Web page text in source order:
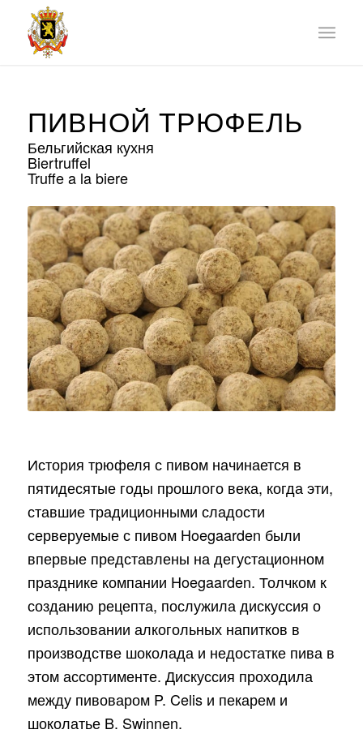
ПИВНОЙ ТРЮФЕЛЬ
Бельгийская кухня
Biertruffel
Truffe a la biere
История трюфеля с пивом начинается в
пятидесятые годы прошлого века, когда эти,
ставшие традиционными сладости
серверуемые с пивом Hoegaarden были
впервые представлены на дегустационном
празднике компании Hoegaarden. Толчком к
созданию рецепта, послужила дискуссия о
использовании алкогольных напитков в
производстве шоколада и недостатке пива в
этом ассортименте. Дискуссия проходила
между пивоваром P. Celis и пекарем и
шоколатье B. Swinnen.